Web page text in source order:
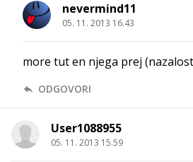
nevermind11
05. 11. 2013 16.43
more tut en njega prej
ODGOVORI
User1088955
05. 11. 2013 15.59